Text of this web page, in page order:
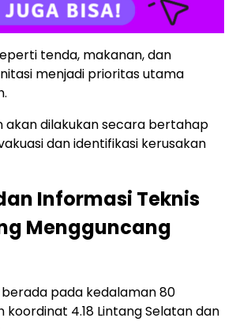
tenda, makanan, dan
menjadi prioritas utama
akan dilakukan secara bertahap
dan identifikasi kerusakan
Informasi Teknis
Mengguncang
pada kedalaman 80
4.18 Lintang Selatan dan